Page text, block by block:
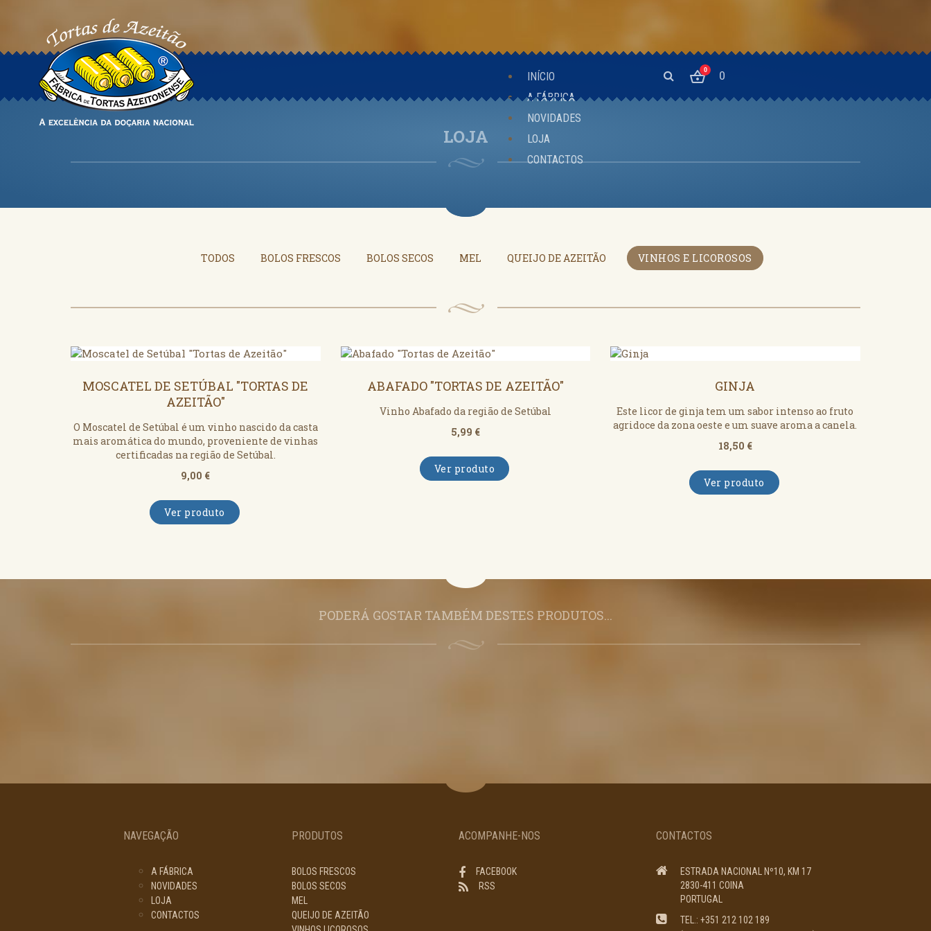
INÍCIO
A FÁBRICA
NOVIDADES
LOJA
CONTACTOS
0
0
LOJA
TODOS BOLOS FRESCOS BOLOS SECOS MEL QUEIJO DE AZEITÃO VINHOS E LICOROSOS
MOSCATEL DE SETÚBAL "TORTAS DE
AZEITÃO"
O Moscatel de Setúbal é um vinho nascido da casta
mais aromática do mundo, proveniente de vinhas
certificadas na região de Setúbal.
9,00 €
Ver produto
ABAFADO "TORTAS DE AZEITÃO"
Vinho Abafado da região de Setúbal
5,99 €
Ver produto
GINJA
Este licor de ginja tem um sabor intenso ao fruto
agridoce da zona oeste e um suave aroma a canela.
18,50 €
Ver produto
PODERÁ GOSTAR TAMBÉM DESTES PRODUTOS...
NAVEGAÇÃO
A FÁBRICA
NOVIDADES
LOJA
CONTACTOS
PRODUTOS
BOLOS FRESCOS
BOLOS SECOS
MEL
QUEIJO DE AZEITÃO
ACOMPANHE-NOS
FACEBOOK
RSS
CONTACTOS
ESTRADA NACIONAL Nº10, KM 17
2830-411 COINA
PORTUGAL
TEL.: +351 212 102 189